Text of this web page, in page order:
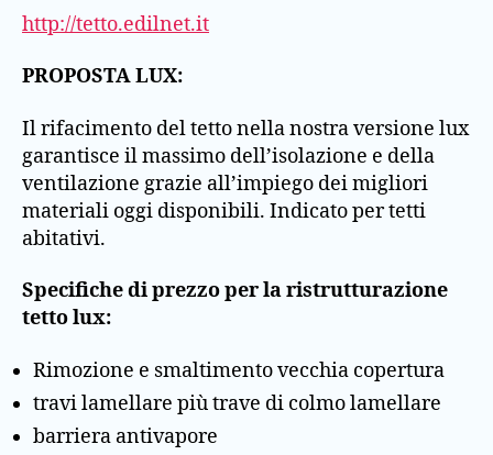
http://tetto.edilnet.it
PROPOSTA LUX:
Il rifacimento del tetto nella nostra versione lux
garantisce il massimo dell’isolazione e della
ventilazione grazie all’impiego dei migliori
materiali oggi disponibili. Indicato per tetti
abitativi.
Specifiche di prezzo per la ristrutturazione
tetto lux:
Rimozione e smaltimento vecchia copertura
travi lamellare più trave di colmo lamellare
barriera antivapore